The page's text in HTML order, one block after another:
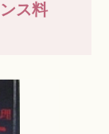
ス料